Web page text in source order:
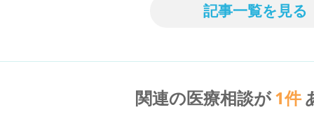
記事一覧を見る
関連の医療相談が1件